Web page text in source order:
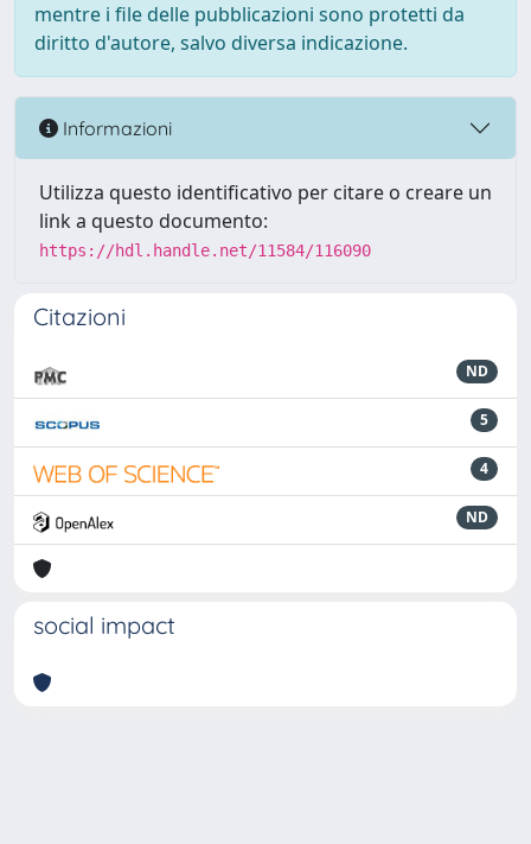
mentre i file delle pubblicazioni sono protetti da
diritto d'autore, salvo diversa indicazione.
Informazioni
Utilizza questo identificativo per citare o creare un
link a questo documento:
https://hdl.handle.net/11584/116090
Citazioni
ND
5
4
ND
social impact